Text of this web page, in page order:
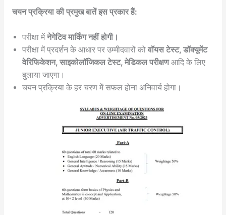
चयन प्रक्रिया की प्रमुख बातें इस प्रकार हैं:
परीक्षा मेंनेगेटिव मार्किंग नहीं होगी।
परीक्षा में प्रदर्शन के आधार पर उम्मीदवारों को वॉयस टेस्ट, डॉक्यूमेंट
वेरिफिकेशन, साइकोलॉजिकल टेस्ट, मेडिकल परीक्षणआदि के लिए
बुलाया जाएगा।
चयन प्रक्रिया के हर चरण में सफल होना अनिवार्य होगा।